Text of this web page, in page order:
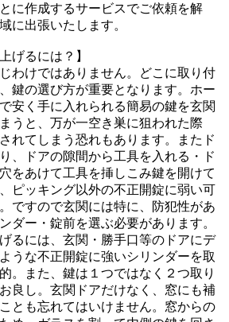
に作成するサービスでご依頼を解
に出張いたします。
げるには？】
わけではありません。どこに取り付
鍵の選び方が重要となります。ホー
安く手に入れられる簡易の鍵を玄関
うと、万が一空き巣に狙われた際
れてしまう恐れもあります。またド
、ドアの隙間から工具を入れる・ド
をあけて工具を挿しこみ鍵を開けて
ピッキング以外の不正開錠に弱い可
ですので玄関には特に、防犯性があ
ダー・錠前を選ぶ必要があります。
るには、玄関・勝手口等のドアにデ
うな不正開錠に強いシリンダーを取
。また、鍵は１つではなく２つ取り
良し。玄関ドアだけなく、窓にも補
とも忘れてはいけません。窓からの